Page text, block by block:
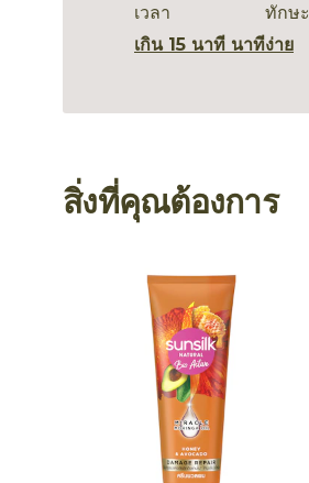
เวลา
เกิน 15 นาที นาที
ทักษะ
ง่าย
สิ่งที่คุณต้องการ